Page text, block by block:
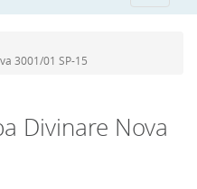
3001/01 SP-15
Divinare Nova